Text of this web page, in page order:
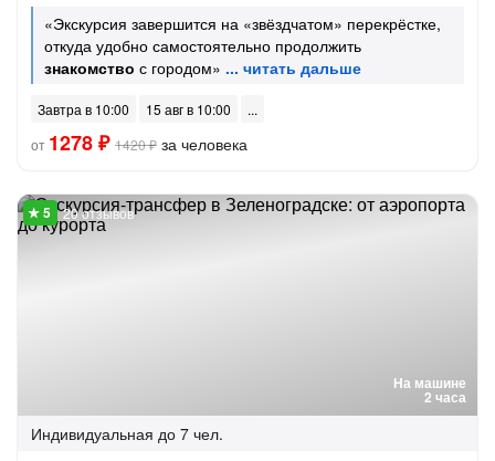
«Экскурсия завершится на «звёздчатом» перекрёстке,
откуда удобно самостоятельно продолжить
знакомство с городом»
Завтра в 10:00
15 авг в 10:00
от 1278 ₽ 1420 ₽ за человека
На машине
2 часа
20 отзывов
Индивидуальная до 7 чел.